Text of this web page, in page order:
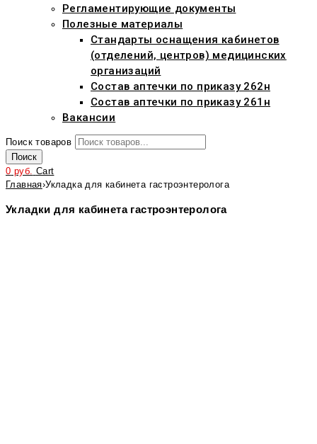
Регламентирующие документы
Полезные материалы
Стандарты оснащения кабинетов
(отделений, центров) медицинских
организаций
Состав аптечки по приказу 262н
Состав аптечки по приказу 261н
Вакансии
Поиск товаров
Поиск
0 руб. Cart
Главная›Укладка для кабинета гастроэнтеролога
Укладки для кабинета гастроэнтеролога